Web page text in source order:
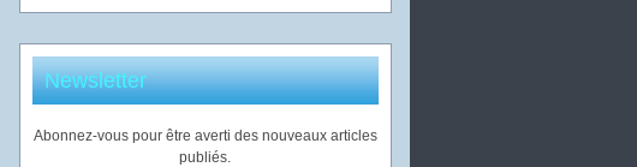
Newsletter
Abonnez-vous pour être averti des nouveaux articles
publiés.